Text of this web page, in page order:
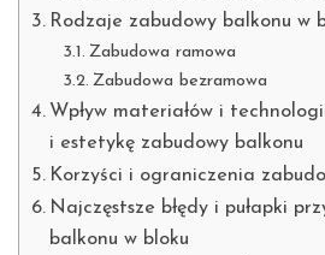
Rodzaje zabudowy balkonu w
Zabudowa ramowa
Zabudowa bezramowa
Wpływ materiałów i
i estetykę zabudowy balkonu
Korzyści i ograniczenia
Najczęstsze błędy i pułapki
balkonu w bloku